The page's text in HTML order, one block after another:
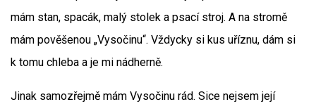
mám stan, spacák, malý stolek a psací stroj. A na stromě
mám pověšenou „Vysočinu“. Vždycky si kus uříznu, dám si
k tomu chleba a je mi nádherně.
Jinak samozřejmě mám Vysočinu rád. Sice nejsem její